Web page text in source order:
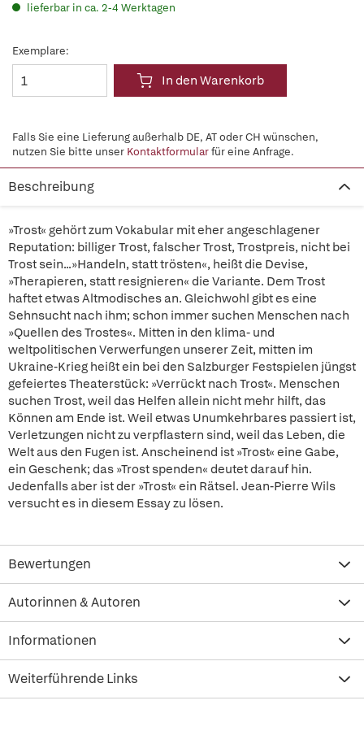
lieferbar in ca. 2-4 Werktagen
Exemplare:
In den Warenkorb
Falls Sie eine Lieferung außerhalb DE, AT oder CH wünschen,
nutzen Sie bitte unser Kontaktformularfür eine Anfrage.
Beschreibung
»Trost« gehört zum Vokabular mit eher angeschlagener
Reputation: billiger Trost, falscher Trost, Trostpreis, nicht bei
Trost sein...»Handeln, statt trösten«, heißt die Devise,
»Therapieren, statt resignieren« die Variante. Dem Trost
haftet etwas Altmodisches an. Gleichwohl gibt es eine
Sehnsucht nach ihm; schon immer suchen Menschen nach
»Quellen des Trostes«. Mitten in den klima- und
weltpolitischen Verwerfungen unserer Zeit, mitten im
Ukraine-Krieg heißt ein bei den Salzburger Festspielen jüngst
gefeiertes Theaterstück: »Verrückt nach Trost«. Menschen
suchen Trost, weil das Helfen allein nicht mehr hilft, das
Können am Ende ist. Weil etwas Unumkehrbares passiert ist,
Verletzungen nicht zu verpflastern sind, weil das Leben, die
Welt aus den Fugen ist. Anscheinend ist »Trost« eine Gabe,
ein Geschenk; das »Trost spenden« deutet darauf hin.
Jedenfalls aber ist der »Trost« ein Rätsel. Jean-Pierre Wils
versucht es in diesem Essay zu lösen.
Bewertungen
Autorinnen & Autoren
Informationen
Weiterführende Links